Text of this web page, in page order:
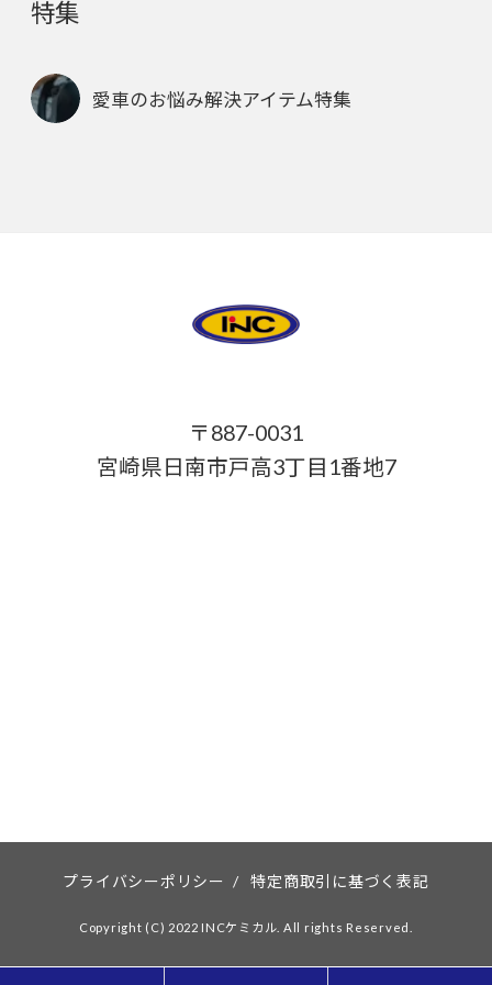
特集
愛車のお悩み解決アイテム特集
〒887-0031
宮崎県日南市戸高3丁目1番地7
プライバシーポリシー / 特定商取引に基づく表記
Copyright (C) 2022 INCケミカル. All rights Reserved.